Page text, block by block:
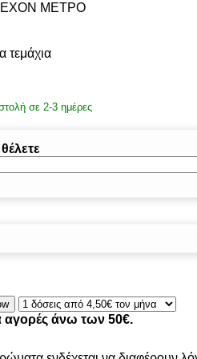
ΜΕΤΡΟ
τεμάχια
σε 2-3 ημέρες
αγορές άνω των 50€.